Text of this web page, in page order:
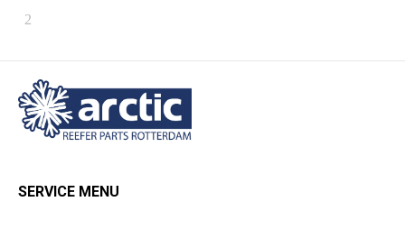
SERVICE MENU